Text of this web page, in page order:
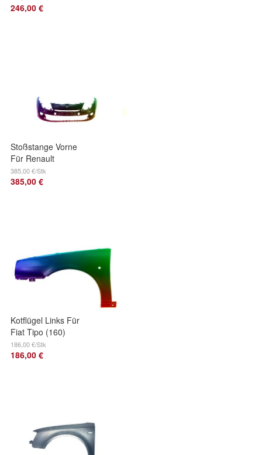
2013 Lackiert In
246,00 €
Stoßstange Vorne
Für Renault
Megane III 12-13
Lackiert In
385,00 €/Stk
385,00 €
Kotflügel Links Für
Fiat Tipo (160)
1988-1995 Lackiert
In Wunschfarbe
186,00 €/Stk
186,00 €